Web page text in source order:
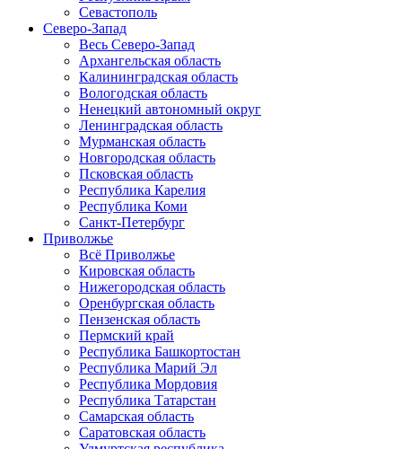
Севастополь
Северо-Запад
Весь Северо-Запад
Архангельская область
Калининградская область
Вологодская область
Ненецкий автономный округ
Ленинградская область
Мурманская область
Новгородская область
Псковская область
Республика Карелия
Республика Коми
Санкт-Петербург
Приволжье
Всё Приволжье
Кировская область
Нижегородская область
Оренбургская область
Пензенская область
Пермский край
Республика Башкортостан
Республика Марий Эл
Республика Мордовия
Республика Татарстан
Самарская область
Саратовская область